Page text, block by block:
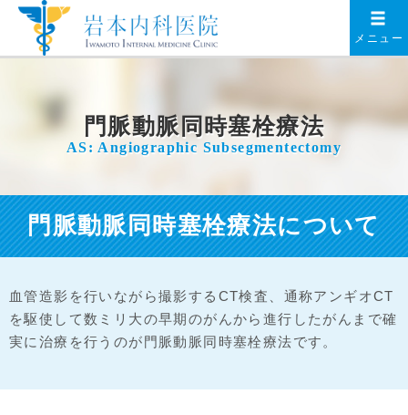
メニュー
門脈動脈同時塞栓療法
AS: Angiographic Subsegmentectomy
門脈動脈同時塞栓療法について
血管造影を行いながら撮影するCT検査、通称アンギオCT
を駆使して数ミリ大の早期のがんから進行したがんまで確
実に治療を行うのが門脈動脈同時塞栓療法です。